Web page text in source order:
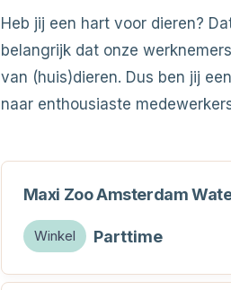
Heb jij een hart voor dieren?
belangrijk dat onze
van (huis)dieren. Dus ben jij
naar enthousiaste
Maxi Zoo Amsterdam
Winkel Parttime